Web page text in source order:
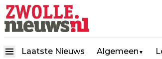
Laatste Nieuws Algemeen ▼